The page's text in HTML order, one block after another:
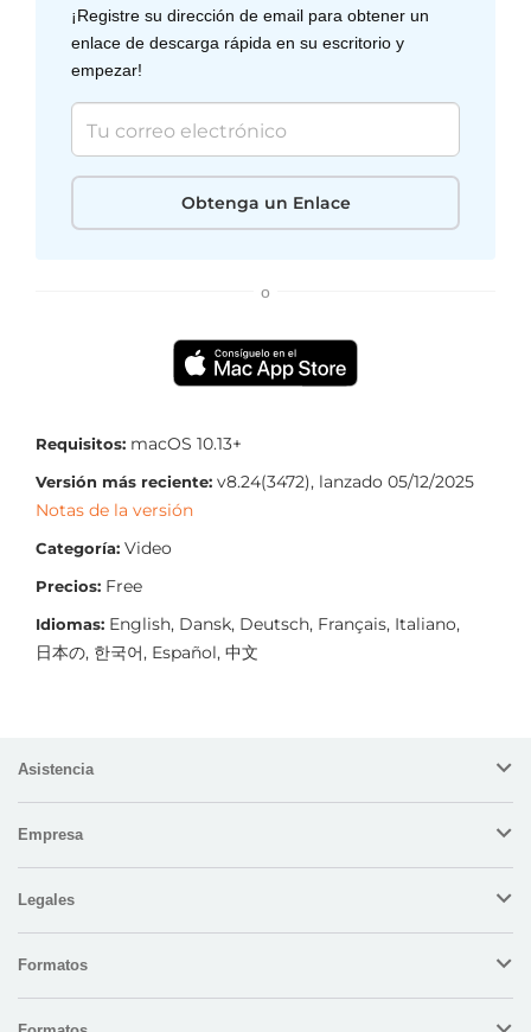
¡Registre su dirección de email para obtener un
enlace de descarga rápida en su escritorio y
empezar!
Obtenga un Enlace
o
Requisitos: macOS 10.13+
Versión más reciente: v8.24(3472), lanzado 05/12/2025
Notas de la versión
Categoría: Video
Precios: Free
Idiomas: English, Dansk, Deutsch, Français, Italiano,
日本の, 한국어, Español, 中文
Asistencia
Empresa
Legales
Formatos